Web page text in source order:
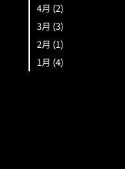
4月 (2)
3月 (3)
2月 (1)
1月 (4)